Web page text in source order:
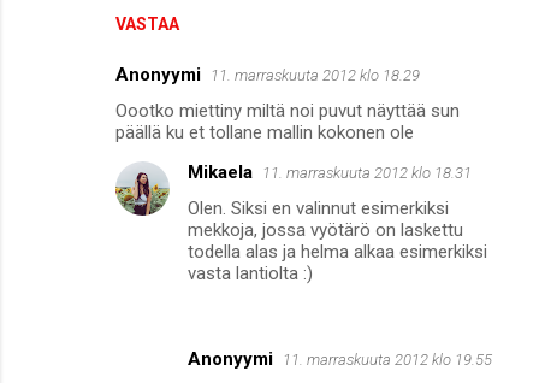
VASTAA
Anonyymi 11. marraskuuta 2012 klo 18.29
Oootko miettiny miltä noi puvut näyttää sun
päällä ku et tollane mallin kokonen ole
Mikaela 11. marraskuuta 2012 klo 18.31
Olen. Siksi en valinnut esimerkiksi
mekkoja, jossa vyötärö on laskettu
todella alas ja helma alkaa esimerkiksi
vasta lantiolta :)
Anonyymi 11. marraskuuta 2012 klo 19.55